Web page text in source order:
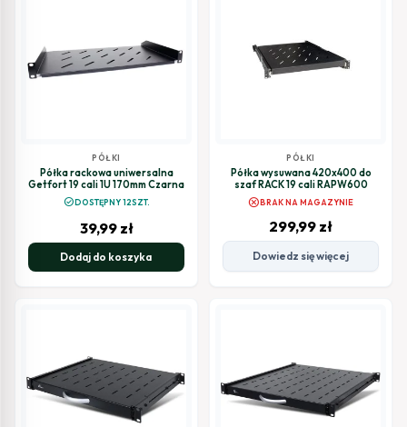
PÓŁKI
Półka rackowa uniwersalna
Getfort 19 cali 1U 170mm Czarna
check_circleDOSTĘPNY 12SZT.
39,99 zł
Dodaj do koszyka
PÓŁKI
Półka wysuwana 420x400 do
szaf RACK 19 cali RAPW600
cancelBRAK NA MAGAZYNIE
299,99 zł
Dowiedz się więcej